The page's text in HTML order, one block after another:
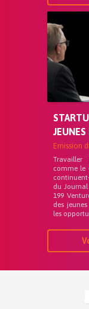
Emission
Travailler
comme le
du Journal
199
des
les